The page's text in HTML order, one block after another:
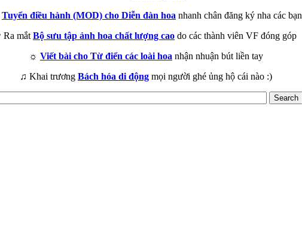
Tuyển điều hành (MOD) cho Diễn đàn hoa nhanh chân đăng ký nha các bạn
Ra mắt Bộ sưu tập ảnh hoa chất lượng cao do các thành viên VF đóng góp
☼ Viết bài cho Từ điển các loài hoa nhận nhuận bút liền tay
♫ Khai trương Bách hóa di động mọi người ghé ủng hộ cái nào :)